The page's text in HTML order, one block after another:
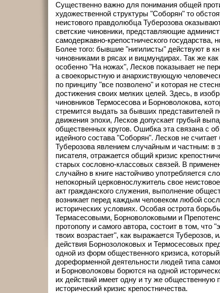
Существенно важно для понимания общей
художественной структуры "Соборян" то
неистового правдолюбца Туберозова
светские чиновники, представляющие
самодержавно-крепостнического государства,
Более того: бывшие "нигилисты" действуют в
чиновниками в рясах и вицмундирах. Так же
особенно "На ножах", Лесков показывает не
а своекорыстную и анархиствующую
по принципу "все позволено" и которая не
достижения своих мелких целей. Здесь, в
чиновников Термосесова и Борноволокова,
стремится выдать за бывших представителей
движения эпохи, Лесков допускает грубый
общественных кругов. Ошибка эта связана с
идейного состава "Соборян". Лесков не считает
Туберозова явлением случайным и частным: в
писателя, отражается общий кризис
старых сословно-классовых связей. В
случайно в книге настойчиво употребляется
непокорный церковнослужитель свое
акт гражданского служения, выполнение
возникает перед каждым человеком любой
исторических условиях. Особая острота
Термасесовыми, Борноволоковыми и
протопопу и самого автора, состоит в том, что
твоих возрастает", как выражается Туберозов,
действия Борнозолоковых и Термосесовых
одной из форм общественного кризиса,
дореформенной деятельности людей типа
и Борноволоковы борются на одной
их действий имеет одну и ту же общественную
исторический кризис крепостничества.